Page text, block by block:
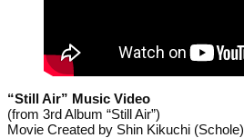
“Still Air” Music Video
(from 3rd Album “Still Air”)
Movie Created by Shin Kikuchi (Schole)